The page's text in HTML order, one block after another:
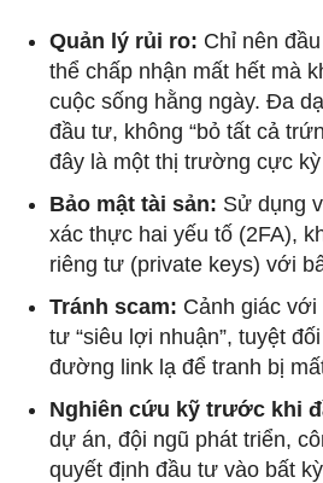
Quản lý rủi ro: Chỉ nên
thể chấp nhận mất hết mà
cuộc sống hằng ngày. Đa
đầu tư, không “bỏ tất cả
đây là một thị trường cực
Bảo mật tài sản: Sử dụng
xác thực hai yếu tố (2FA),
riêng tư (private keys) với
Tránh scam: Cảnh giác
tư “siêu lợi nhuận”, tuyệt
đường link lạ để tranh bị
Nghiên cứu kỹ trước khi
dự án, đội ngũ phát triển,
quyết định đầu tư vào bất